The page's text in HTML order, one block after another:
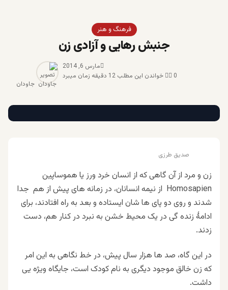
فرهنگ و هنر
جنبش رهایی و آزادی زن
جاودان
مارس 6, 2014
0
خواندن این مطلب 12 دقیقه زمان میبرد
صدیق طرزی
زن و مرد از آن گاهی که از انسان خرد ورز یا هموساپین
Homosapien از نیمه انسانان، در زمانه های پیش از هم جدا
شدند و روی دو پای ها شان ایستاده و بعد به راه افتادند، برای
ادامهٔ زنده گی در یک محیط خشن به نبرد در کنار هم، دست
زدند.
در این گاه، صد ها هزار سال پیش، در خط نگاهی به این امر
که زن خالق موجود دیگری به نام کودک است، جایگاه ویژه یی
داشت.